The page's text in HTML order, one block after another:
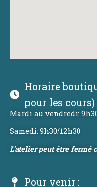
Horaire
pour les cours)
Mardi au vendredi:
Samedi: 9h30/12h30
L’atelier peut être fermé
Pour venir :